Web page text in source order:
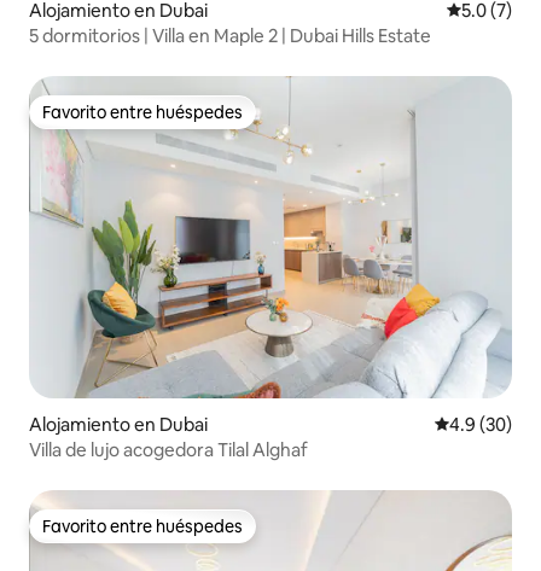
Alojamiento en Dubai
5.0 (7)
5 dormitorios | Villa en Maple 2 | Dubai Hills Estate
Favorito entre huéspedes
Favorito entre huéspedes
Alojamiento en Dubai Calificación
4.9 (30)
Villa de lujo acogedora Tilal Alghaf
Favorito entre huéspedes
Favorito entre huéspedes